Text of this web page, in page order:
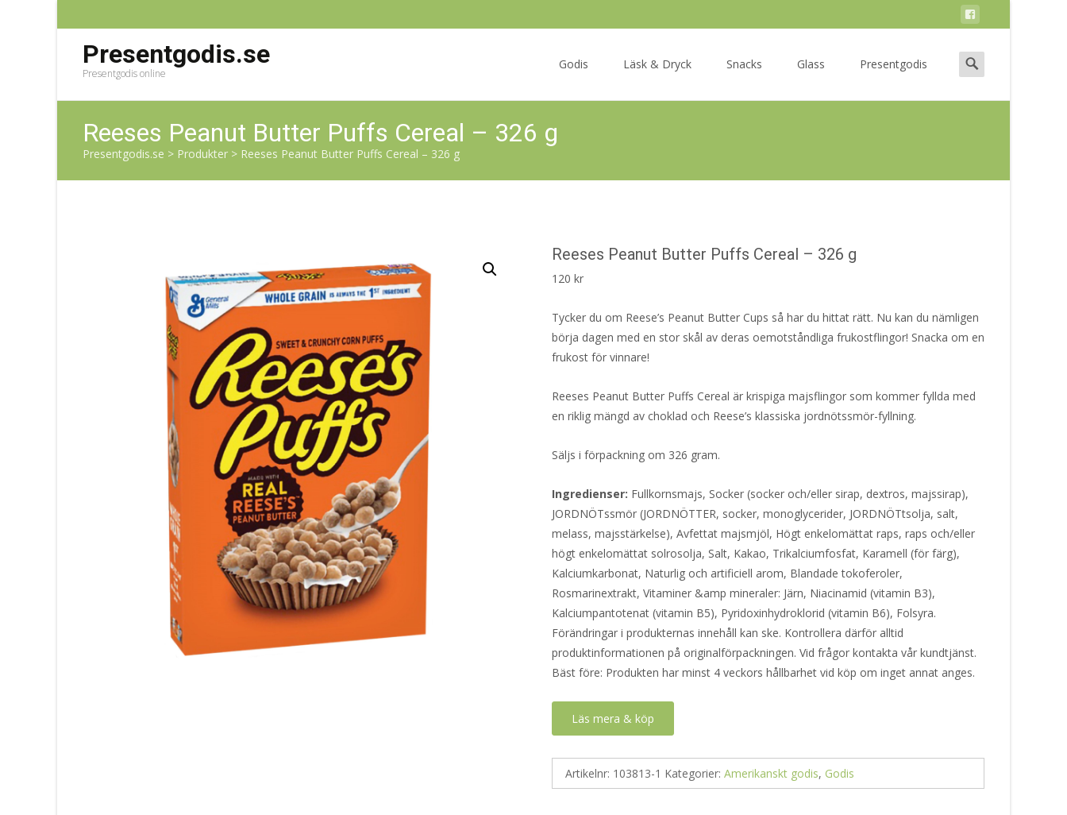
Presentgodis.se
Presentgodis online
Godis Läsk & Dryck Snacks Glass Presentgodis
Search
for:
Reeses Peanut Butter Puffs Cereal – 326 g
Presentgodis.se > Produkter > Reeses Peanut Butter Puffs Cereal – 326 g
Reeses Peanut Butter Puffs Cereal – 326 g
120 kr
Tycker du om Reese’s Peanut Butter Cups så har du hittat rätt. Nu kan du nämligen
börja dagen med en stor skål av deras oemotståndliga frukostflingor! Snacka om en
frukost för vinnare!
Reeses Peanut Butter Puffs Cereal är krispiga majsflingor som kommer fyllda med
en riklig mängd av choklad och Reese’s klassiska jordnötssmör-fyllning.
Säljs i förpackning om 326 gram.
Ingredienser: Fullkornsmajs, Socker (socker och/eller sirap, dextros, majssirap),
JORDNÖTssmör (JORDNÖTTER, socker, monoglycerider, JORDNÖTtsolja, salt,
melass, majsstärkelse), Avfettat majsmjöl, Högt enkelomättat raps, raps och/eller
högt enkelomättat solrosolja, Salt, Kakao, Trikalciumfosfat, Karamell (för färg),
Kalciumkarbonat, Naturlig och artificiell arom, Blandade tokoferoler,
Rosmarinextrakt, Vitaminer &amp mineraler: Järn, Niacinamid (vitamin B3),
Kalciumpantotenat (vitamin B5), Pyridoxinhydroklorid (vitamin B6), Folsyra.
Förändringar i produkternas innehåll kan ske. Kontrollera därför alltid
produktinformationen på originalförpackningen. Vid frågor kontakta vår kundtjänst.
Bäst före: Produkten har minst 4 veckors hållbarhet vid köp om inget annat anges.
Läs mera & köp
Artikelnr: 103813-1 Kategorier: Amerikanskt godis, Godis